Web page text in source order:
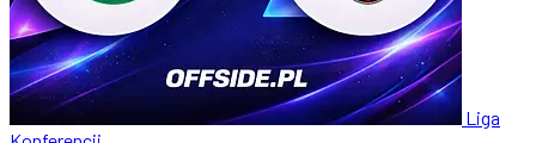
Liga